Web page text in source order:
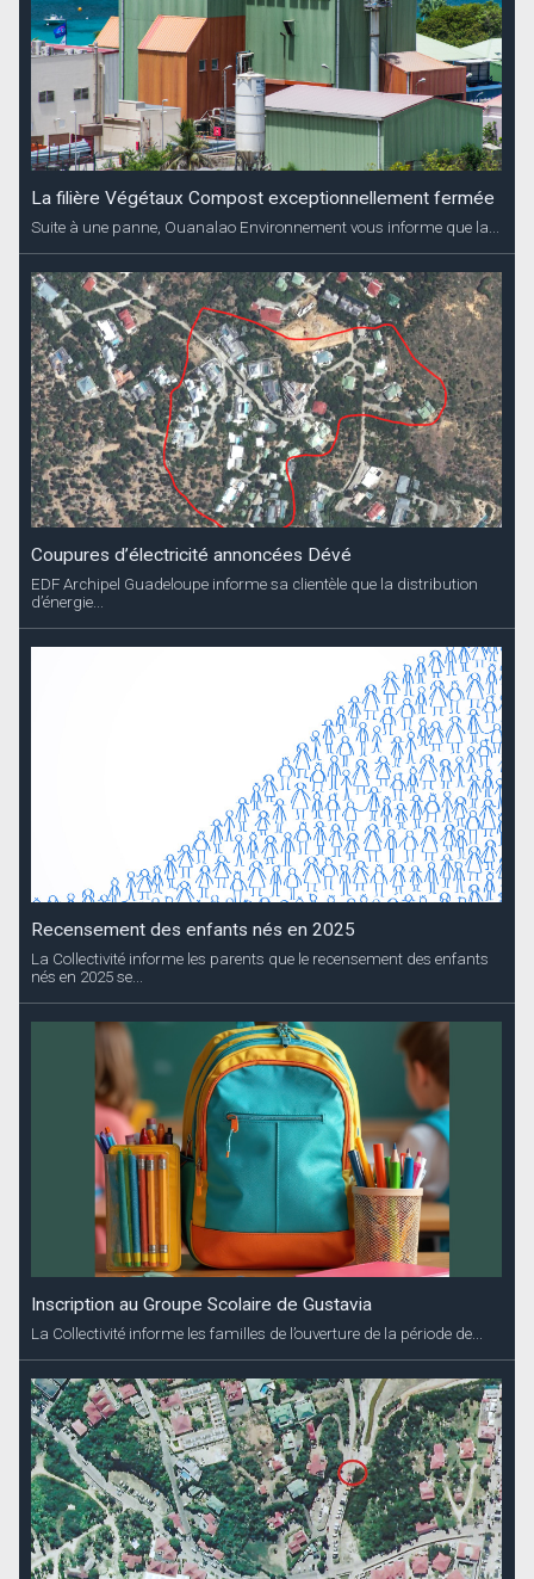
La filière Végétaux Compost exceptionnellement fermée
Suite à une panne, Ouanalao Environnement vous informe que la...
Coupures d’électricité annoncées Dévé
EDF Archipel Guadeloupe informe sa clientèle que la distribution
d’énergie...
Recensement des enfants nés en 2025
La Collectivité informe les parents que le recensement des enfants
nés en 2025 se...
Inscription au Groupe Scolaire de Gustavia
La Collectivité informe les familles de l’ouverture de la période de...